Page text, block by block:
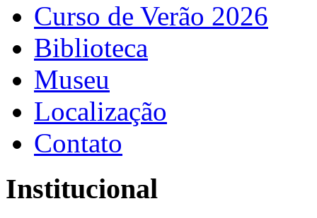
Curso de Verão 2026
Biblioteca
Museu
Localização
Contato
Institucional